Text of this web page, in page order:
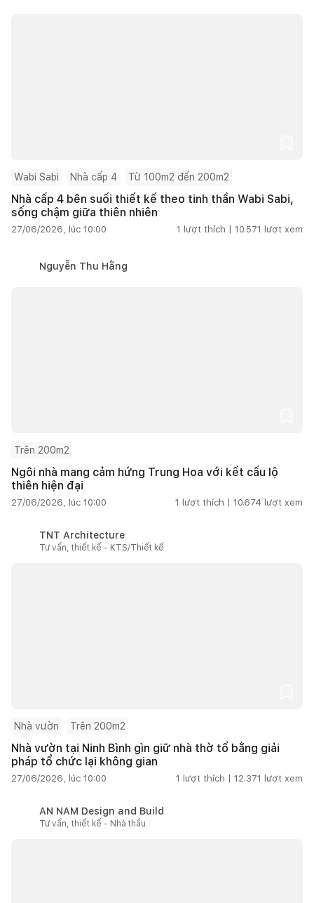
Wabi Sabi Nhà cấp 4 Từ 100m2 đến 200m2
Nhà cấp 4 bên suối thiết kế theo tinh thần Wabi Sabi,
sống chậm giữa thiên nhiên
27/06/2026, lúc 10:00 1 lượt thích | 10.571 lượt xem
Nguyễn Thu Hằng
Trên 200m2
Ngôi nhà mang cảm hứng Trung Hoa với kết cấu lộ
thiên hiện đại
27/06/2026, lúc 10:00 1 lượt thích | 10.674 lượt xem
TNT Architecture
Tư vấn, thiết kế - KTS/Thiết kế
Nhà vườn Trên 200m2
Nhà vườn tại Ninh Bình gìn giữ nhà thờ tổ bằng giải
pháp tổ chức lại không gian
27/06/2026, lúc 10:00 1 lượt thích | 12.371 lượt xem
AN NAM Design and Build
Tư vấn, thiết kế - Nhà thầu